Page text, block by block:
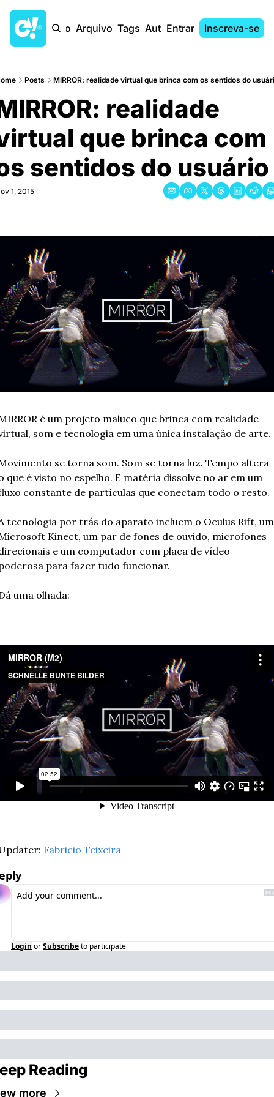
Início Arquivo Tags AutoresEntrar Inscreva-se
Posts MIRROR: realidade virtual que brinca com os sentidos do
realidade
que brinca com
sentidos do usuário
1, 2015
é um projeto maluco que brinca com realidade
som e tecnologia em uma única instalação de arte.
se torna som. Som se torna luz. Tempo altera
que é visto no espelho. E matéria dissolve no ar em um
constante de partículas que conectam todo o resto.
tecnologia por trás do aparato incluem o Oculus Rift, um
Kinect, um par de fones de ouvido, microfones
e um computador com placa de vídeo
para fazer tudo funcionar.
uma olhada:
Fabricio Teixeira
Login orSubscribeto participate
Reading
more